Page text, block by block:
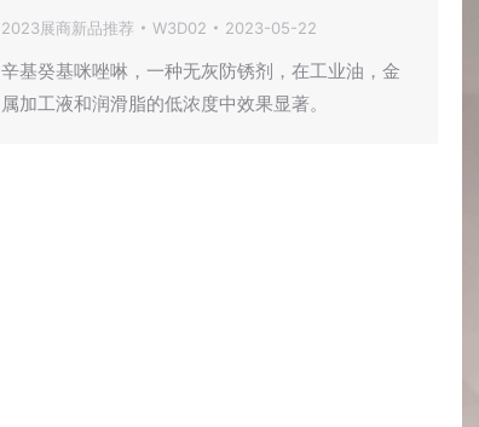
2023展商新品推荐 W3D02 2023-05-22
辛基癸基咪唑啉，一种无灰防锈剂，在工业油，金
属加工液和润滑脂的低浓度中效果显著。